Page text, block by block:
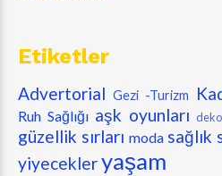
Etiketler
Advertorial Gezi -Turizm
Ruh Sağlığı aşk oyunları
güzellik sırları moda sağlık
yiyecekleryaşam